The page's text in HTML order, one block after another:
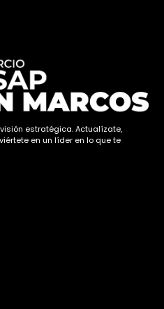
estratégica. Actualízate,
en un líder en lo que te